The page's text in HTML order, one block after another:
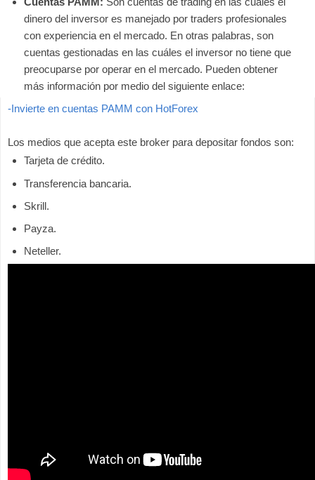
dinero del inversor es manejado por traders profesionales
con experiencia en el mercado. En otras palabras, son
cuentas gestionadas en las cuáles el inversor no tiene que
preocuparse por operar en el mercado. Pueden obtener
más información por medio del siguiente enlace:
-Invierte en cuentas PAMM con HotForex
Los medios que acepta este broker para depositar fondos son:
Tarjeta de crédito.
Transferencia bancaria.
Skrill.
Payza.
Neteller.